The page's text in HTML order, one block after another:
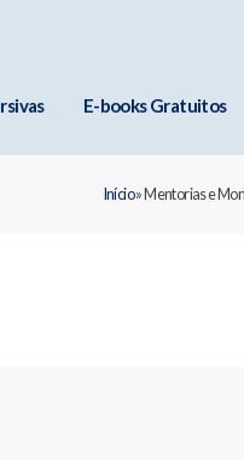
E-books Gratuitos
Início»Mentorias e